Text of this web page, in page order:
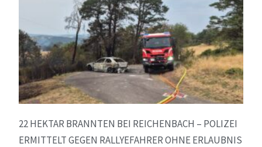
22 HEKTAR BRANNTEN BEI REICHENBACH – POLIZEI
ERMITTELT GEGEN RALLYEFAHRER OHNE ERLAUBNIS